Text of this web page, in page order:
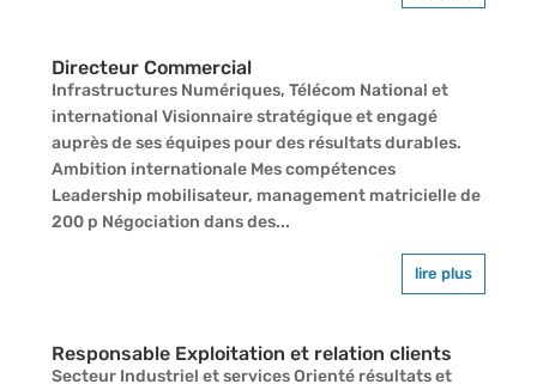
Directeur Commercial
Infrastructures Numériques, Télécom National et
international Visionnaire stratégique et engagé
auprès de ses équipes pour des résultats durables.
Ambition internationale Mes compétences
Leadership mobilisateur, management matricielle de
200 p Négociation dans des...
lire plus
Responsable Exploitation et relation clients
Secteur Industriel et services Orienté résultats et